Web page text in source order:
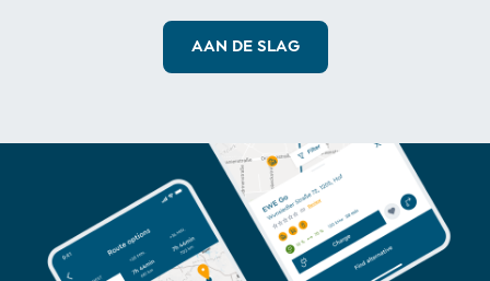
AAN DE SLAG